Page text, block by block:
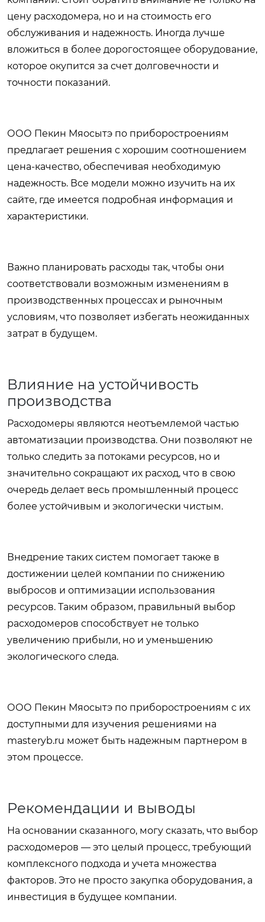
цену расходомера, но и на стоимость его
обслуживания и надежность. Иногда лучше
вложиться в более дорогостоящее оборудование,
которое окупится за счет долговечности и
точности показаний.
ООО Пекин Мяосытэ по приборостроениям
предлагает решения с хорошим соотношением
цена-качество, обеспечивая необходимую
надежность. Все модели можно изучить на их
сайте, где имеется подробная информация и
характеристики.
Важно планировать расходы так, чтобы они
соответствовали возможным изменениям в
производственных процессах и рыночным
условиям, что позволяет избегать неожиданных
затрат в будущем.
Влияние на устойчивость
производства
Расходомеры являются неотъемлемой частью
автоматизации производства. Они позволяют не
только следить за потоками ресурсов, но и
значительно сокращают их расход, что в свою
очередь делает весь промышленный процесс
более устойчивым и экологически чистым.
Внедрение таких систем помогает также в
достижении целей компании по снижению
выбросов и оптимизации использования
ресурсов. Таким образом, правильный выбор
расходомеров способствует не только
увеличению прибыли, но и уменьшению
экологического следа.
ООО Пекин Мяосытэ по приборостроениям с их
доступными для изучения решениями на
masteryb.ru может быть надежным партнером в
этом процессе.
Рекомендации и выводы
На основании сказанного, могу сказать, что выбор
расходомеров — это целый процесс, требующий
комплексного подхода и учета множества
факторов. Это не просто закупка оборудования, а
инвестиция в будущее компании.